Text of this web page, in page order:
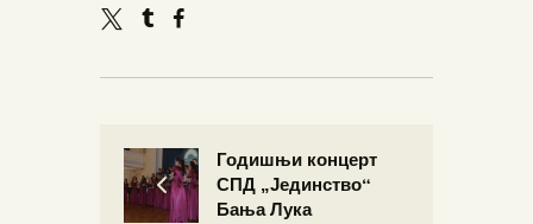
Годишњи концерт
СПД „Јединство“
Бања Лука